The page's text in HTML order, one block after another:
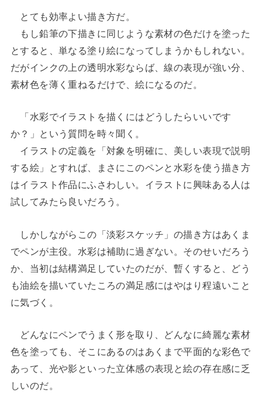
とても効率よい描き方だ。
もし鉛筆の下描きに同じような素材の色だけを塗った
とすると、単なる塗り絵になってしまうかもしれない。
だがインクの上の透明水彩ならば、線の表現が強い分、
素材色を薄く重ねるだけで、絵になるのだ。
「水彩でイラストを描くにはどうしたらいいです
か？」という質問を時々聞く。
イラストの定義を「対象を明確に、美しい表現で説明
する絵」とすれば、まさにこのペンと水彩を使う描き方
はイラスト作品にふさわしい。イラストに興味ある人は
試してみたら良いだろう。
しかしながらこの「淡彩スケッチ」の描き方はあくま
でペンが主役。水彩は補助に過ぎない。そのせいだろう
か、当初は結構満足していたのだが、暫くすると、どう
も油絵を描いていたころの満足感にはやはり程遠いこと
に気づく。
どんなにペンでうまく形を取り、どんなに綺麗な素材
色を塗っても、そこにあるのはあくまで平面的な彩色で
あって、光や影といった立体感の表現と絵の存在感に乏
しいのだ。